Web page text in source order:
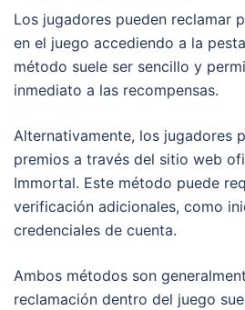
Los jugadores pueden reclamar
en el juego accediendo a la
método suele ser sencillo y
inmediato a las recompensas.
Alternativamente, los jugadores
premios a través del sitio web
Immortal. Este método puede
verificación adicionales, como
credenciales de cuenta.
Ambos métodos son
reclamación dentro del juego